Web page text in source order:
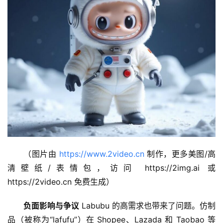
A
V
课
程
关
于
我
（图片由 https://www.2video.cn 制作，更多美图/高
清壁纸/表情包，访问 https://2img.ai 或
https://2video.cn 免费生成）
负面影响与争议 Labubu 的高需求也带来了问题。仿制
品（被称为“lafufu”）在 Shopee、Lazada 和 Taobao 等